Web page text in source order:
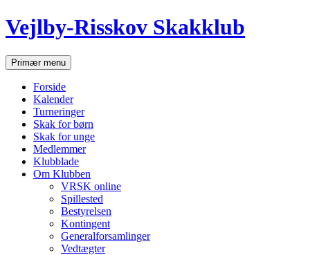
Hop
til
Vejlby-Risskov Skakklub
SøgPrimær menu
Forside
Kalender
Turneringer
Skak for børn
Skak for unge
Medlemmer
Klubblade
Om Klubben
VRSK online
Spillested
Bestyrelsen
Kontingent
Generalforsamlinger
Vedtægter